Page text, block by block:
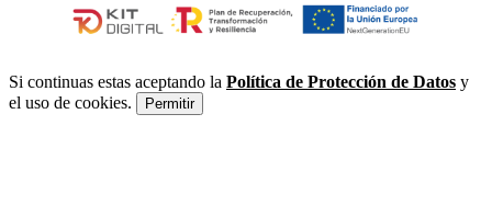
Si continuas estas aceptando la Política de Protección de Datos y
el uso de cookies.
Permitir